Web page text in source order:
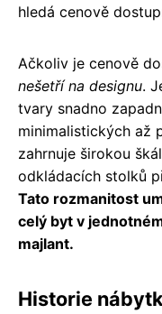
hledá cenově
Ačkoliv je cenově
nešetří na designu.
tvary snadno
minimalistických až
zahrnuje širokou
odkládacích stolků
Tato rozmanitost
celý byt v
majlant.
Historie